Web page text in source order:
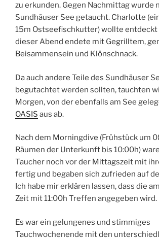
zu erkunden. Gegen Nachmittag wurde
Sundhäuser See getaucht. Charlotte
15m Ostseefischkutter) wollte entdeckt
dieser Abend endete mit Gegrilltem,
Beisammensein und Klönschnack.
Da auch andere Teile des Sundhäuser
begutachtet werden sollten, tauchten
Morgen, von der ebenfalls am See
OASIS aus ab.
Nach dem Morningdive (Frühstück um
Räumen der Unterkunft bis 10:00h)
Taucher noch vor der Mittagszeit mit
fertig und begaben sich zufrieden auf
Ich habe mir erklären lassen, dass die
Zeit mit 11:00h Treffen angegeben wird.
Es war ein gelungenes und stimmiges
Tauchwochenende mit den